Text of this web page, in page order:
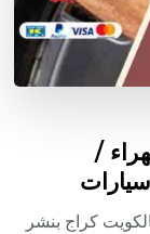
/
كراج بنشر